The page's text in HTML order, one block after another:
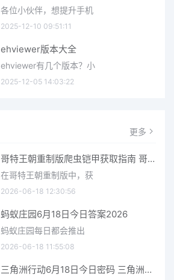
各位小伙伴，想提升手机
2025-12-10 09:51:11
ehviewer版本大全
ehviewer有几个版本？小
2025-12-05 14:03:22
更多
哥特王朝重制版爬虫铠甲获取指南 哥特王朝重制版爬虫铠甲获取方法
在哥特王朝重制版中，获
2026-06-18 12:30:56
蚂蚁庄园6月18日今日答案2026
蚂蚁庄园每日都会推出
2026-06-18 11:55:08
三角洲行动6月18日今日密码 三角洲行动2026年6月18今日摩斯密码分享